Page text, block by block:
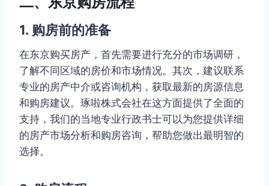
1. 购房前的准备
在东京购买房产，首先需要进行充分的市场调研，
了解不同区域的房价和市场情况。其次，建议联系
专业的房产中介或咨询机构，获取最新的房源信息
和购房建议。琢啦株式会社在这方面提供了全面的
支持，我们的当地专业行政书士可以为您提供详细
的房产市场分析和购房咨询，帮助您做出最明智的
选择。